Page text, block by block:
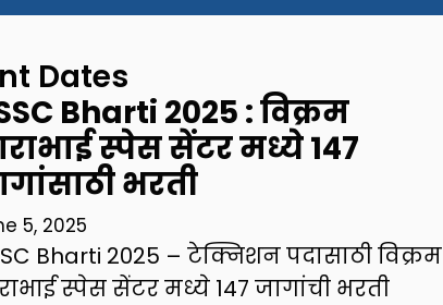
Dates
Bharti 2025 : विक्रम
स्पेस सेंटर मध्ये 147
भरती
5, 2025
Bharti 2025 – टेक्निशन पदासाठी विक्रम
स्पेस सेंटर मध्ये 147 जागांची भरती